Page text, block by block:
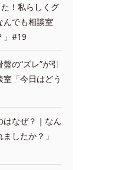
！私らしくグ
んでも相談室
」#19
の“ズレ”が引
「今日はどう
はなぜ？｜なん
したか？」